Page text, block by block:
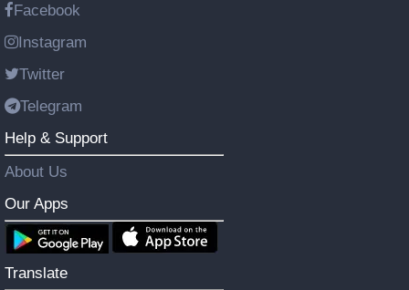
Facebook
Instagram
Twitter
Telegram
Help & Support
About Us
Our Apps
Translate